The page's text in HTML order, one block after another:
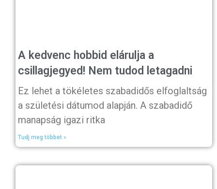
A kedvenc hobbid elárulja a
csillagjegyed! Nem tudod letagadni
Ez lehet a tökéletes szabadidős elfoglaltság
a születési dátumod alapján. A szabadidő
manapság igazi ritka
Tudj meg többet »